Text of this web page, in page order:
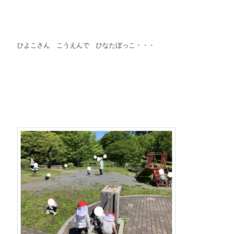
ひよこさん こうえんで ひなたぼっこ・・・